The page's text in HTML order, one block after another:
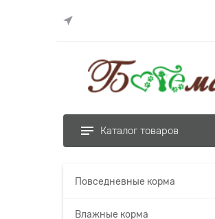
Каталог товаров
Повседневные корма
Влажные корма